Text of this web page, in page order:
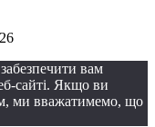
вам
сайті. Якщо ви
ми вважатимемо, що